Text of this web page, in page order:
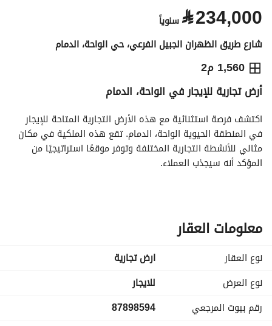
⃁234,000 سنوياً
شارع طريق الظهران الجبيل الفرعي، حي الواحة، الدمام
1,560 م2
⃁
234,000
الإعلان الاماكن القريبة
أرض تجارية للإيجار في الواحة، الدمام
المؤكد أنه سيجذب العملاء.
- تقع في منطقة الواحة النابضة بالحياة في الدمام
- مثالية للتجزئة، مكاتب، أو مشاريع تجارية أخرى
- الوصول السهل إلى الطرق الرئيسية ووسائل النقل
- قيمة الايجار: 234,000ريال سنوياً قابله للتفاوض
معلومات العقار
نوع العقار
ارض تجارية
نوع العرض
للايجار
رقم بيوت المرجعي
87898594